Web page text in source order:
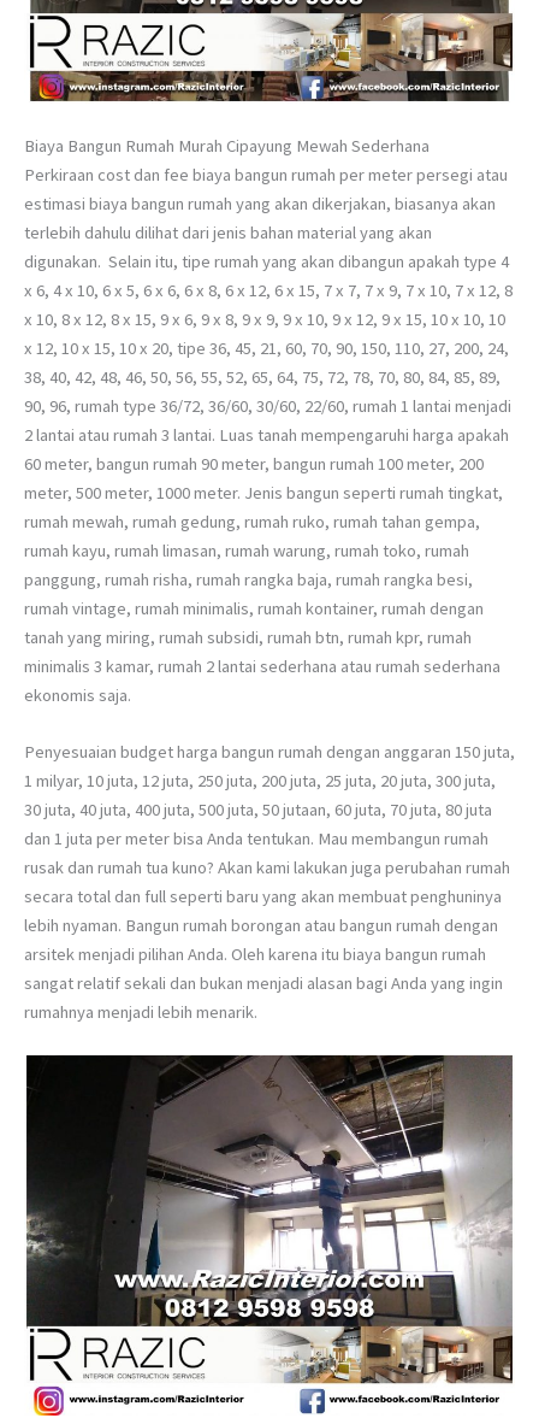
Biaya Bangun Rumah Murah Cipayung Mewah Sederhana
Perkiraan cost dan fee biaya bangun rumah per meter persegi atau
estimasi biaya bangun rumah yang akan dikerjakan, biasanya akan
terlebih dahulu dilihat dari jenis bahan material yang akan
digunakan. Selain itu, tipe rumah yang akan dibangun apakah type 4
x 6, 4 x 10, 6 x 5, 6 x 6, 6 x 8, 6 x 12, 6 x 15, 7 x 7, 7 x 9, 7 x 10, 7 x 12, 8
x 10, 8 x 12, 8 x 15, 9 x 6, 9 x 8, 9 x 9, 9 x 10, 9 x 12, 9 x 15, 10 x 10, 10
x 12, 10 x 15, 10 x 20, tipe 36, 45, 21, 60, 70, 90, 150, 110, 27, 200, 24,
38, 40, 42, 48, 46, 50, 56, 55, 52, 65, 64, 75, 72, 78, 70, 80, 84, 85, 89,
90, 96, rumah type 36/72, 36/60, 30/60, 22/60, rumah 1 lantai menjadi
2 lantai atau rumah 3 lantai. Luas tanah mempengaruhi harga apakah
60 meter, bangun rumah 90 meter, bangun rumah 100 meter, 200
meter, 500 meter, 1000 meter. Jenis bangun seperti rumah tingkat,
rumah mewah, rumah gedung, rumah ruko, rumah tahan gempa,
rumah kayu, rumah limasan, rumah warung, rumah toko, rumah
panggung, rumah risha, rumah rangka baja, rumah rangka besi,
rumah vintage, rumah minimalis, rumah kontainer, rumah dengan
tanah yang miring, rumah subsidi, rumah btn, rumah kpr, rumah
minimalis 3 kamar, rumah 2 lantai sederhana atau rumah sederhana
ekonomis saja.
Penyesuaian budget harga bangun rumah dengan anggaran 150 juta,
1 milyar, 10 juta, 12 juta, 250 juta, 200 juta, 25 juta, 20 juta, 300 juta,
30 juta, 40 juta, 400 juta, 500 juta, 50 jutaan, 60 juta, 70 juta, 80 juta
dan 1 juta per meter bisa Anda tentukan. Mau membangun rumah
rusak dan rumah tua kuno? Akan kami lakukan juga perubahan rumah
secara total dan full seperti baru yang akan membuat penghuninya
lebih nyaman. Bangun rumah borongan atau bangun rumah dengan
arsitek menjadi pilihan Anda. Oleh karena itu biaya bangun rumah
sangat relatif sekali dan bukan menjadi alasan bagi Anda yang ingin
rumahnya menjadi lebih menarik.